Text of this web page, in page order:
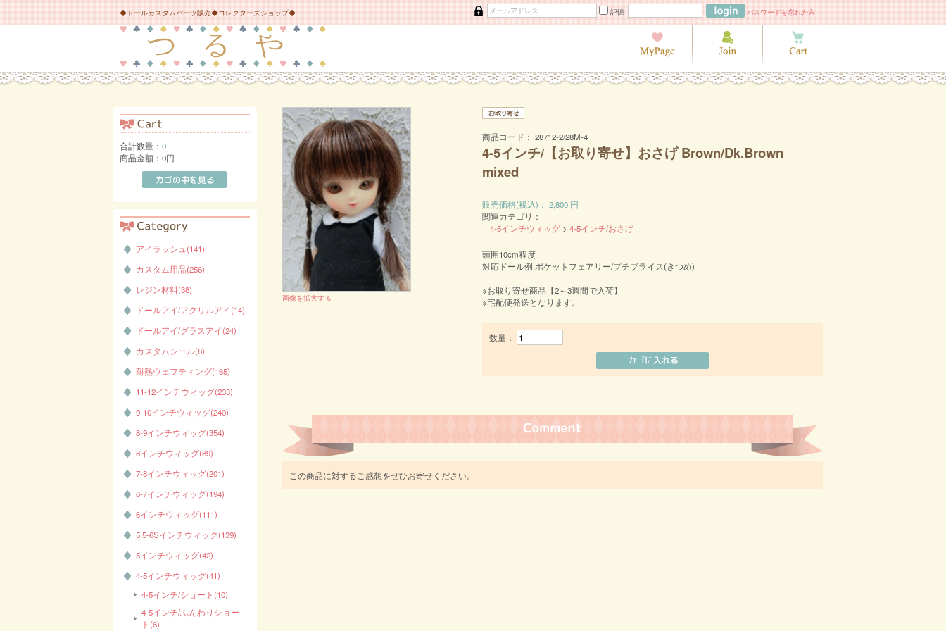
◆ドールカスタムパーツ販売◆コレクターズショップ◆ 記憶 パスワードを忘れた方
合計数量： 0
商品金額： 0円
アイラッシュ(141)
カスタム用品(256)
レジン材料(38)
ドールアイ/アクリルアイ(14)
ドールアイ/グラスアイ(24)
カスタムシール(8)
耐熱ウェフティング(165)
11-12インチウィッグ(233)
9-10インチウィッグ(240)
8-9インチウィッグ(354)
8インチウィッグ(89)
7-8インチウィッグ(201)
6-7インチウィッグ(194)
6インチウィッグ(111)
5.5-6Sインチウィッグ(139)
5インチウィッグ(42)
4-5インチウィッグ(41)
4-5インチ/ショート(10)
4-5インチ/ふんわりショー
ト(6)
画像を拡大する
商品コード： 28712-2/28M-4
4-5インチ/【お取り寄せ】おさげ Brown/Dk.Brown
mixed
販売価格(税込)： 2,800円
関連カテゴリ：
4-5インチウィッグ >4-5インチ/おさげ
頭囲10cm程度
対応ドール例:ポケットフェアリー/プチブライス(きつめ)
※お取り寄せ商品【2～3週間で入荷】
※宅配便発送となります。
数量：
この商品に対するご感想をぜひお寄せください。